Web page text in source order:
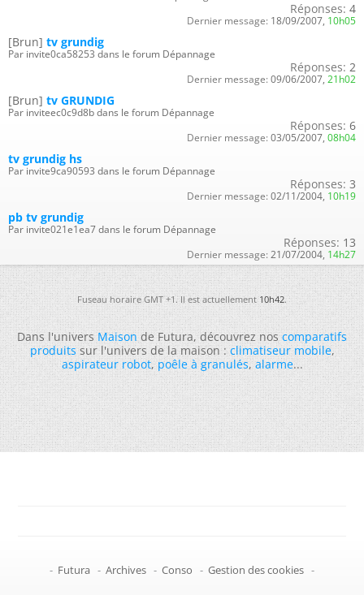
Réponses: 4
Dernier message: 18/09/2007, 10h05
[Brun] tv grundig
Par invite0ca58253 dans le forum Dépannage
Réponses: 2
Dernier message: 09/06/2007, 21h02
[Brun] tv GRUNDIG
Par inviteec0c9d8b dans le forum Dépannage
Réponses: 6
Dernier message: 03/05/2007, 08h04
tv grundig hs
Par invite9ca90593 dans le forum Dépannage
Réponses: 3
Dernier message: 02/11/2004, 10h19
pb tv grundig
Par invite021e1ea7 dans le forum Dépannage
Réponses: 13
Dernier message: 21/07/2004, 14h27
Fuseau horaire GMT +1. Il est actuellement10h42.
Dans l'universMaisonde Futura, découvrez noscomparatifs
produitssur l'univers de la maison :climatiseur mobile,
aspirateur robot,poêle à granulés,alarme...
- Futura - Archives - Conso - Gestion des cookies -